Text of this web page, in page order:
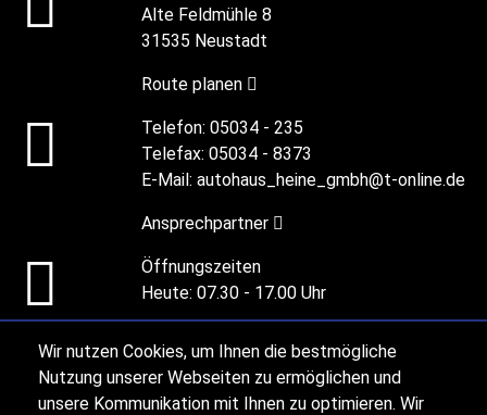
Wir nutzen Cookies, um Ihnen die bestmögliche
Nutzung unserer Webseiten zu ermöglichen und
unsere Kommunikation mit Ihnen zu optimieren. Wir
Alte Feldmühle 8
31535 Neustadt
Route planen
Telefon: 05034 - 235
Telefax: 05034 - 8373
E-Mail: autohaus_heine_gmbh@t-online.de
Ansprechpartner
Öffnungszeiten
Heute: 07.30 - 17.00 Uhr
Alle Öffnungszeiten